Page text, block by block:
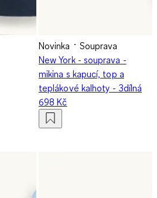
Novinka
Souprava
New York - souprava -
mikina s kapucí, top a
teplákové kalhoty - 3dílná
698 Kč